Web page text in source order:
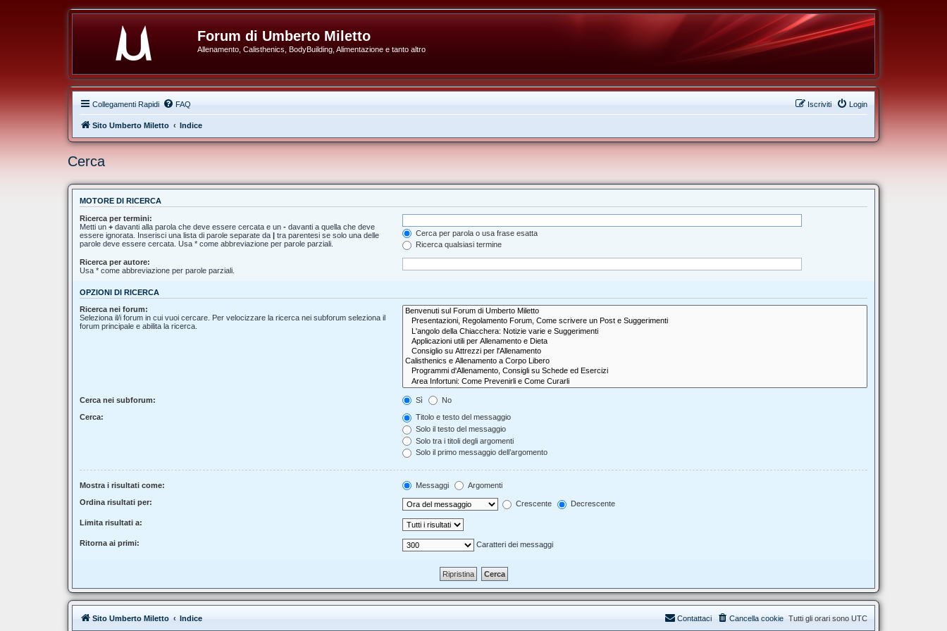
Forum di Umberto Miletto
Allenamento, Calisthenics, BodyBuilding, Alimentazione e tanto altro
Collegamenti Rapidi FAQ Login
Iscriviti
Sito Umberto Miletto Indice
Cerca
MOTORE DI RICERCA
Ricerca per termini:
Metti un + davanti alla parola che deve essere cercata e un - davanti a quella che deve
essere ignorata. Inserisci una lista di parole separate da | tra parentesi se solo una delle
parole deve essere cercata. Usa * come abbreviazione per parole parziali.
Cerca per parola o usa frase esatta
Ricerca qualsiasi termine
Ricerca per autore:
Usa * come abbreviazione per parole parziali.
OPZIONI DI RICERCA
Ricerca nei forum:
Seleziona il/i forum in cui vuoi cercare. Per velocizzare la ricerca nei subforum seleziona il
forum principale e abilita la ricerca.
Cerca nei subforum: Sì No
Cerca:
Titolo e testo del messaggio
Solo il testo del messaggio
Solo tra i titoli degli argomenti
Solo il primo messaggio dell’argomento
Mostra i risultati come: Messaggi Argomenti
Ordina risultati per: Crescente Decrescente
Limita risultati a:
Ritorna ai primi: Caratteri dei messaggi
Sito Umberto Miletto Indice Tutti gli orari sono UTC
Cancella cookie
Contattaci